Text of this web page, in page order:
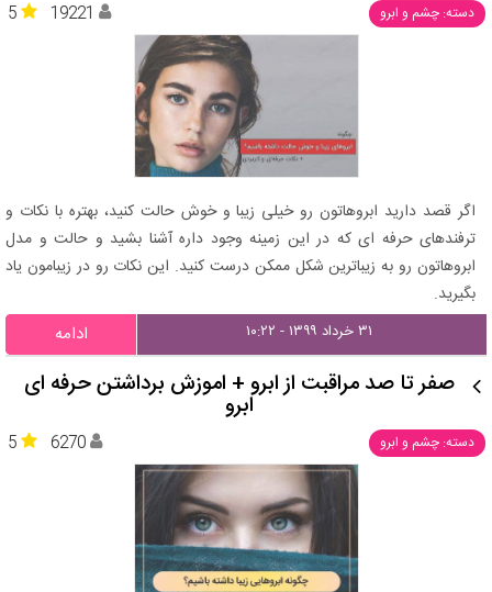
دسته: چشم و ابرو 5 19221
اگر قصد دارید ابروهاتون رو خیلی زیبا و خوش حالت کنید، بهتره با نکات و
ترفندهای حرفه ای که در این زمینه وجود داره آشنا بشید و حالت و مدل
ابروهاتون رو به زیباترین شکل ممکن درست کنید. این نکات رو در زیبامون یاد
بگیرید.
۳۱ خرداد ۱۳۹۹ - ۱۰:۲۲ ادامه
صفر تا صد مراقبت از ابرو + اموزش برداشتن حرفه ای
ابرو
دسته: چشم و ابرو 5 6270